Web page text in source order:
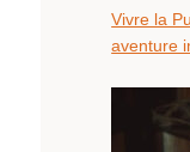
Vivre la
aventure